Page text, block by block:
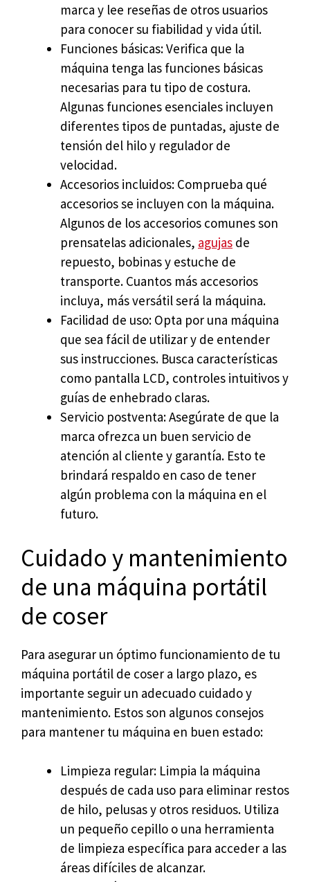
marca y lee reseñas de otros usuarios
para conocer su fiabilidad y vida útil.
Funciones básicas: Verifica que la
máquina tenga las funciones básicas
necesarias para tu tipo de costura.
Algunas funciones esenciales incluyen
diferentes tipos de puntadas, ajuste de
tensión del hilo y regulador de
velocidad.
Accesorios incluidos: Comprueba qué
accesorios se incluyen con la máquina.
Algunos de los accesorios comunes son
prensatelas adicionales, agujas de
repuesto, bobinas y estuche de
transporte. Cuantos más accesorios
incluya, más versátil será la máquina.
Facilidad de uso: Opta por una máquina
que sea fácil de utilizar y de entender
sus instrucciones. Busca características
como pantalla LCD, controles intuitivos y
guías de enhebrado claras.
Servicio postventa: Asegúrate de que la
marca ofrezca un buen servicio de
atención al cliente y garantía. Esto te
brindará respaldo en caso de tener
algún problema con la máquina en el
futuro.
Cuidado y mantenimiento
de una máquina portátil
de coser
Para asegurar un óptimo funcionamiento de tu
máquina portátil de coser a largo plazo, es
importante seguir un adecuado cuidado y
mantenimiento. Estos son algunos consejos
para mantener tu máquina en buen estado:
Limpieza regular: Limpia la máquina
después de cada uso para eliminar restos
de hilo, pelusas y otros residuos. Utiliza
un pequeño cepillo o una herramienta
de limpieza específica para acceder a las
áreas difíciles de alcanzar.